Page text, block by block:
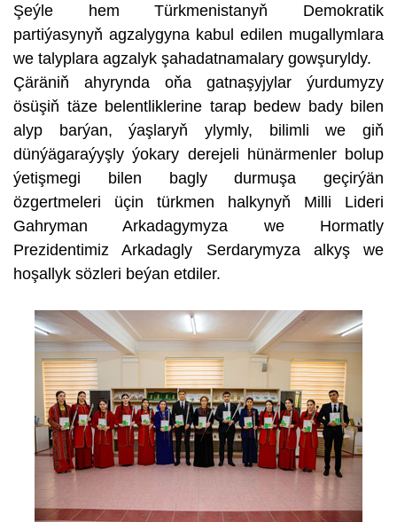
Şeýle hem Türkmenistanyň Demokratik
partiýasynyň agzalygyna kabul edilen mugallymlara
we talyplara agzalyk şahadatnamalary gowşuryldy.
Çäräniň ahyrynda oňa gatnaşyjylar ýurdumyzy
ösüşiň täze belentliklerine tarap bedew bady bilen
alyp barýan, ýaşlaryň ylymly, bilimli we giň
dünýägaraýyşly ýokary derejeli hünärmenler bolup
ýetişmegi bilen bagly durmuşa geçirýän
özgertmeleri üçin türkmen halkynyň Milli Lideri
Gahryman Arkadagymyza we Hormatly
Prezidentimiz Arkadagly Serdarymyza alkyş we
hoşallyk sözleri beýan etdiler.